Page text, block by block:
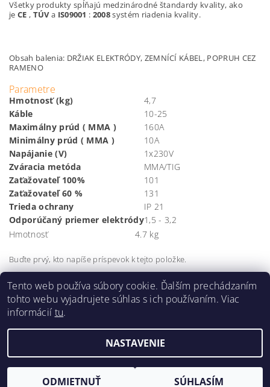
Všetky produkty spĺňajú medzinárodné štandardy kvality, ako
je CE , TÚVa IS09001 : 2008systém riadenia kvality.
Obsah balenia: DRŽIAK ELEKTRÓDY, ZEMNÍCÍ KÁBEL, POPRUH CEZ
RAMENO
Parametre
Hmotnosť (kg)
4,7
Káble
10-25
Maximálny prúd ( MMA )
160A
Minimálny prúd ( MMA )
10A
Napájanie (V)
1x230V
Zváracia metóda
MMA/TIG
Zaťažovateľ 100%
101
Zaťažovateľ 60 %
131
Trieda ochrany
IP 21
Odporúčaný priemer elektródy1,5 - 3,2
Hmotnosť
4.7 kg
Buďte prvý, kto napíše príspevok k tejto položke.
Pridať komentár
2026 ©Môj e-shop, všetky práva vyhradené
Tento web používa súbory cookie. Ďalším prechádzaním
tohto webu vyjadrujete súhlas s ich používaním. Viac
informácií tu.
NASTAVENIE
ODMIETNUŤ SÚHLASÍM